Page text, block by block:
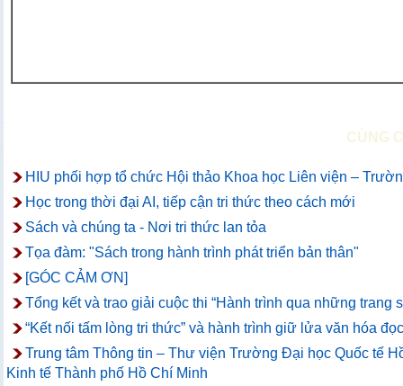
CÙNG
HIU phối hợp tổ chức Hội thảo Khoa học Liên viện –
Học trong thời đại AI, tiếp cận tri thức theo cách mới
Sách và chúng ta - Nơi tri thức lan tỏa
Tọa đàm: "Sách trong hành trình phát triển bản thân"
[GÓC CẢM ƠN]
Tổng kết và trao giải cuộc thi “Hành trình qua những trang
“Kết nối tấm lòng tri thức” và hành trình giữ lửa văn hóa
Trung tâm Thông tin – Thư viện Trường Đại học Quốc tế
Kinh tế Thành phố Hồ Chí Minh